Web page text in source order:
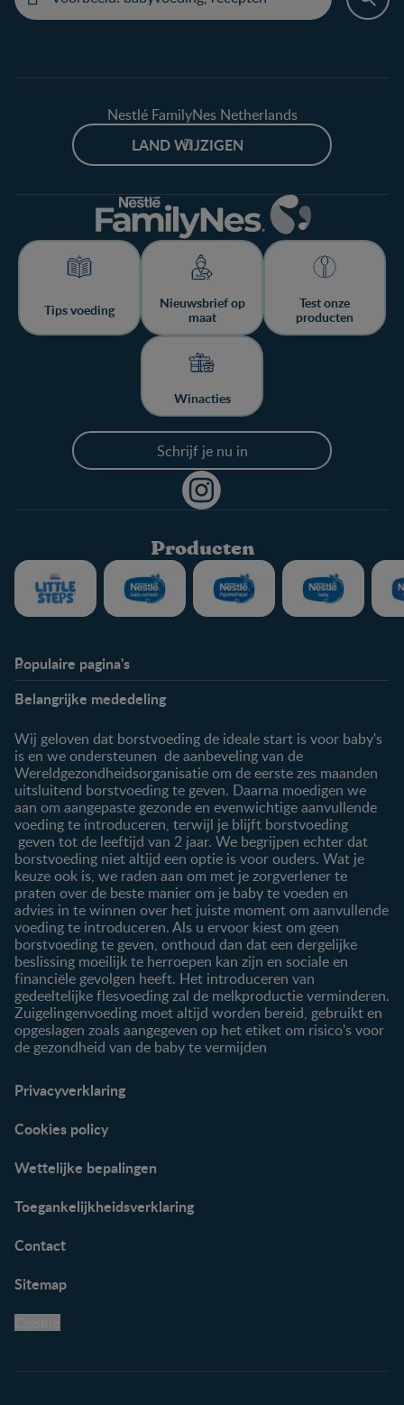
Nestlé FamilyNes Netherlands
LAND WIJZIGEN
Tips voeding
Nieuwsbrief op
maat
Test onze
producten
Winacties
Schrijf je nu in
Producten
Populaire pagina's
Veelgestelde vragen
Over ons
Contact
Inloggen / inschrijven
Producten
Onze producten
Belangrijke mededeling
Wij geloven dat borstvoeding de ideale start is voor baby's
is en we ondersteunen de aanbeveling van de
Wereldgezondheidsorganisatie om de eerste zes maanden
uitsluitend borstvoeding te geven. Daarna moedigen we
aan om aangepaste gezonde en evenwichtige aanvullende
voeding te introduceren, terwijl je blijft borstvoeding
geven tot de leeftijd van 2 jaar. We begrijpen echter dat
borstvoeding niet altijd een optie is voor ouders. Wat je
keuze ook is, we raden aan om met je zorgverlener te
praten over de beste manier om je baby te voeden en
advies in te winnen over het juiste moment om aanvullende
voeding te introduceren. Als u ervoor kiest om geen
borstvoeding te geven, onthoud dan dat een dergelijke
beslissing moeilijk te herroepen kan zijn en sociale en
financiële gevolgen heeft. Het introduceren van
gedeeltelijke flesvoeding zal de melkproductie verminderen.
Zuigelingenvoeding moet altijd worden bereid, gebruikt en
opgeslagen zoals aangegeven op het etiket om risico's voor
de gezondheid van de baby te vermijden
Privacyverklaring
Cookies policy
Wettelijke bepalingen
Toegankelijkheidsverklaring
Contact
Sitemap